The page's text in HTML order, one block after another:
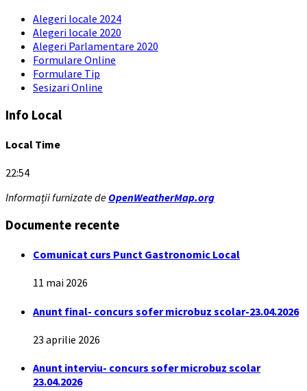
Alegeri locale 2024
Alegeri locale 2020
Alegeri Parlamentare 2020
Formulare Online
Formulare Tip
Sesizari Online
Info Local
Local Time
22:54
Informații furnizate de OpenWeatherMap.org
Documente recente
Comunicat curs Punct Gastronomic Local
11 mai 2026
Anunt final- concurs sofer microbuz scolar-23.04.2026
23 aprilie 2026
Anunt interviu- concurs sofer microbuz scolar
23.04.2026